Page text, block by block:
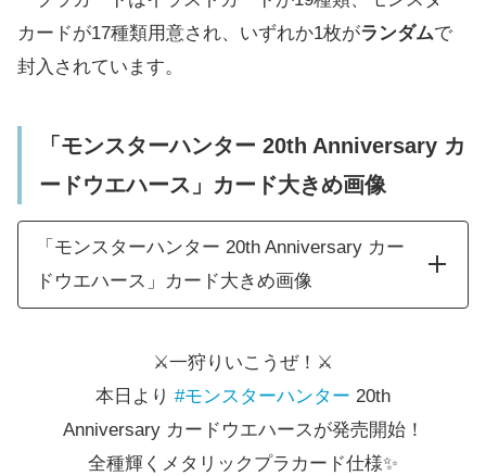
カードが17種類用意され、いずれか1枚がランダムで
封入されています。
「モンスターハンター 20th Anniversary カ
ードウエハース」カード大きめ画像
「モンスターハンター 20th Anniversary カー
ドウエハース」カード大きめ画像
⚔一狩りいこうぜ！⚔
本日より #モンスターハンター 20th
Anniversary カードウエハースが発売開始！
全種輝くメタリックプラカード仕様✨